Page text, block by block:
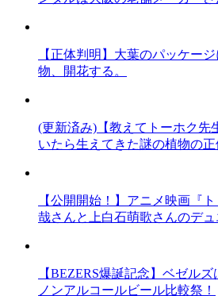
【正体判明】大葉のパッケー
物、開花する。
(更新済み)【教えてトーホク先
いたら生えてきた謎の植物の
【公開開始！】アニメ映画『
哉さんと上白石萌歌さんのデュ
【BEZERS爆誕記念】ベゼル
ノンアルコールビール比較祭！